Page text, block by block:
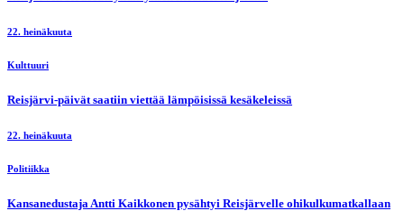
22. heinäkuuta
Kulttuuri
Reisjärvi-päivät saatiin viettää lämpöisissä kesäkeleissä
22. heinäkuuta
Politiikka
Kansanedustaja Antti Kaikkonen pysähtyi Reisjärvelle ohikulkumatkallaan